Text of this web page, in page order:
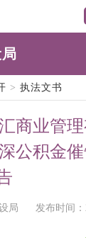
> 执法文书
商业管
公积金催
局
发布时间：